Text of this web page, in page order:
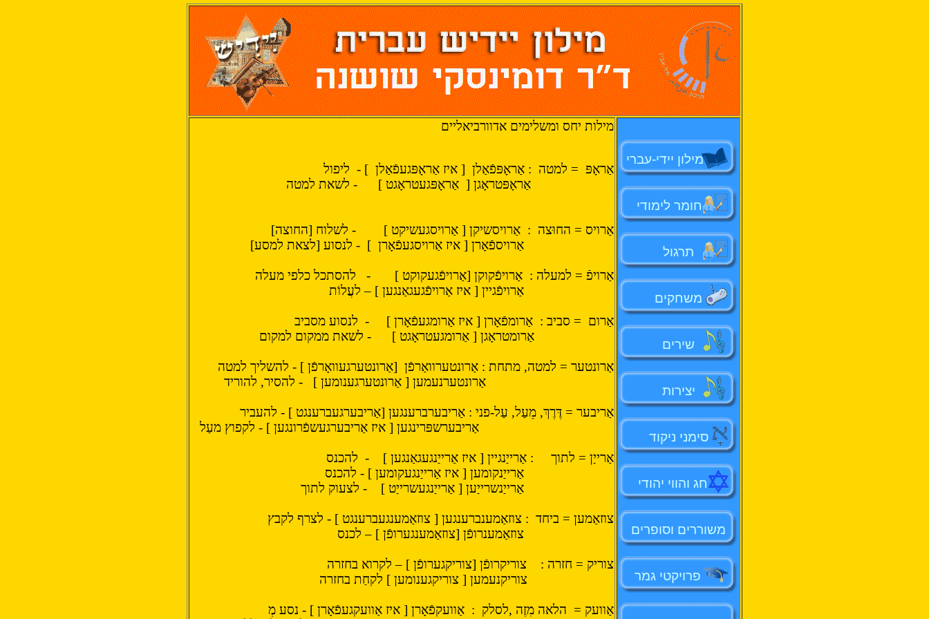
מילות יחס ומשלימים אדוורביאליים
אַראָפּ = למטה : אַראָפּפֿאַלן [ איז אַראָפּגעפֿאַלן ] - ליפול
אַראָפּטראָגן [ אַראָפּגעטראָגט ] - לשאת למטה
אַרויס = החוּצה : אַרויסשיקן [ אַרויסגעשיקט ]
- לשלוח [החוצה]
אַרויספֿאָרן [ איז אַרויסגעפֿאָרן ] - לנסוע [לצאת למסע]
אַרויפֿ = למעלה : אַרויפֿקוקן [אַרויפֿגעקוקט ] -
להסתכל כלפי מעלה
אַרויפֿגיין [ איז אַרויפֿגעגאַנגען ] – לעֲלוֹת
אַרום = סביב : אַרומפֿאָרן [ איז אַרומגעפֿאָרן ] - לנסוע מסביב
אַרומטראָגן [ אַרומגעטראָגט ]
- לשאת ממקום למקום
אַרונטער = למטה, מתחת : אַרונטערוואַרפֿן [אַרונטערגעוואָרפֿן ] - להשליך למטה
אַרונטערנעמען [ אַרונטערגענומען ]
- להסיר, להוריד
אַריבער = דֶּרֶךְ, מֵעַל, עַל-פני : אַריבערברענגען [אַריבערגעברענגט ] - להעביר
אַריבערשפּרינגען [ איז אַריבערגעשפֿרונגען ] - לקפוץ מעַל
אַרייַן = לתוך : אַרייַנגיין [ איז אַרייַנגעגאַנגען ] - להכנס
אַרייַנקומען [ איז אַרייַנגעקומען ] - להכנס
אַרייַנשרייַען [ אַרייַנגעשרייַט ]
- לצעוק לתוך
צוזאַמען = ביחד : צוזאַמענברענגען [ צוזאַמענגעברענגט ] - לצרף לקבץ
צוזאַמענרופֿן [צוזאַמענגערופֿן ] – לכנס
צוריק = חזרה :
צוריקרופֿן [צוריקגערופֿן ] – לקרוא בחזרה
צוריקנעמען [ צוריקגענומען ] לקחַת בחזרה
אַוועק = הלאה מִזֶה ,לסלק : אַוועקפֿאָרן [ איז אַוועקגעפֿאָרן ] - נסע מְ
מילון יידי-עברי
חומר לימודי
תרגול
משחקים
שירים
יצירות
סימני ניקוד
חג והווי יהודי
משוררים וסופרים
פרויקטי גמר